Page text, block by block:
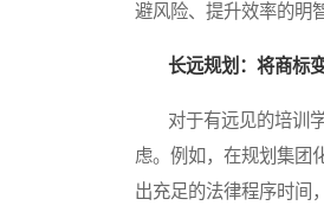
避风险、提升效率的明
长远规划：将商标
对于有远见的培训学
虑。例如，在规划集团
出充足的法律程序时间